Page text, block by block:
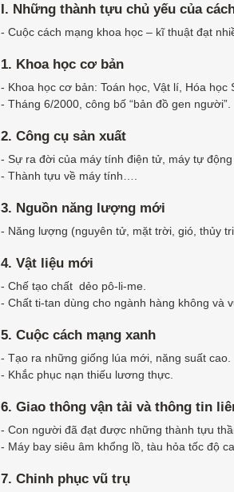
I. Những thành tựu chủ yếu của
- Cuộc cách mạng khoa học – kĩ thuật đạt
1. Khoa học cơ bản
- Khoa học cơ bản: Toán học, Vật lí, Hóa học
- Tháng 6/2000, công bố “bản đồ gen người”.
2. Công cụ sản xuất
- Sự ra đời của máy tính điện tử, máy tự
- Thành tựu về máy tính….
3. Nguồn năng lượng mới
- Năng lượng (nguyên tử, mặt trời, gió, thủy
4. Vật liệu mới
- Chế tạo chất dẻo pô-li-me.
- Chất ti-tan dùng cho ngành hàng không và
5. Cuộc cách mạng xanh
- Tạo ra những giống lúa mới, năng suất cao.
- Khắc phục nạn thiếu lương thực.
6. Giao thông vận tải và thông tin
- Con người đã đạt được những thành tựu
- Máy bay siêu âm khổng lồ, tàu hỏa tốc độ
7. Chinh phục vũ trụ